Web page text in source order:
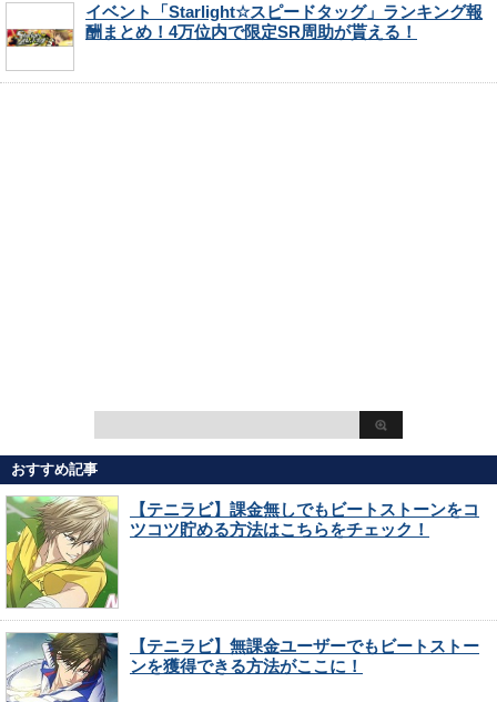
イベント「Starlight☆スピードタッグ」ランキング報
酬まとめ！4万位内で限定SR周助が貰える！
おすすめ記事
【テニラビ】課金無しでもビートストーンをコ
ツコツ貯める方法はこちらをチェック！
【テニラビ】無課金ユーザーでもビートストー
ンを獲得できる方法がここに！